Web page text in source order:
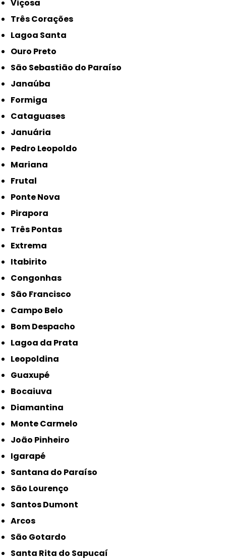
Viçosa
Três Corações
Lagoa Santa
Ouro Preto
São Sebastião do Paraíso
Janaúba
Formiga
Cataguases
Januária
Pedro Leopoldo
Mariana
Frutal
Ponte Nova
Pirapora
Três Pontas
Extrema
Itabirito
Congonhas
São Francisco
Campo Belo
Bom Despacho
Lagoa da Prata
Leopoldina
Guaxupé
Bocaiuva
Diamantina
Monte Carmelo
João Pinheiro
Igarapé
Santana do Paraíso
São Lourenço
Santos Dumont
Arcos
São Gotardo
Santa Rita do Sapucaí